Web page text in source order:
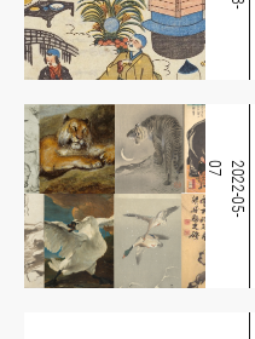
2
0
2
2
-
0
5
-
0
7